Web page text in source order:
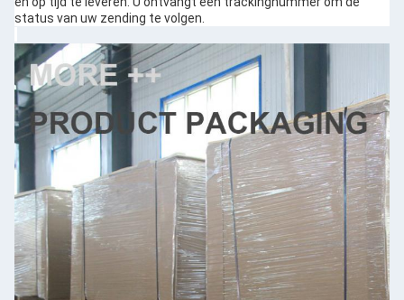
status van uw zending te volgen.